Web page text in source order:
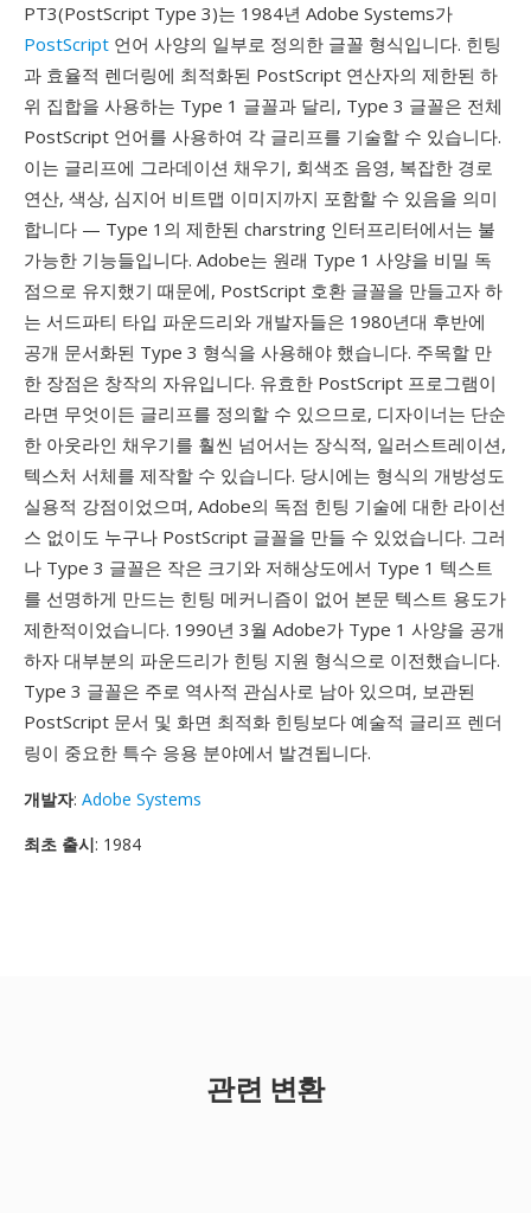
PT3(PostScript Type 3)는 1984년 Adobe Systems가
PostScript 언어 사양의 일부로 정의한 글꼴 형식입니다. 힌팅
과 효율적 렌더링에 최적화된 PostScript 연산자의 제한된 하
위 집합을 사용하는 Type 1 글꼴과 달리, Type 3 글꼴은 전체
PostScript 언어를 사용하여 각 글리프를 기술할 수 있습니다.
이는 글리프에 그라데이션 채우기, 회색조 음영, 복잡한 경로
연산, 색상, 심지어 비트맵 이미지까지 포함할 수 있음을 의미
합니다 — Type 1의 제한된 charstring 인터프리터에서는 불
가능한 기능들입니다. Adobe는 원래 Type 1 사양을 비밀 독
점으로 유지했기 때문에, PostScript 호환 글꼴을 만들고자 하
는 서드파티 타입 파운드리와 개발자들은 1980년대 후반에
공개 문서화된 Type 3 형식을 사용해야 했습니다. 주목할 만
한 장점은 창작의 자유입니다. 유효한 PostScript 프로그램이
라면 무엇이든 글리프를 정의할 수 있으므로, 디자이너는 단순
한 아웃라인 채우기를 훨씬 넘어서는 장식적, 일러스트레이션,
텍스처 서체를 제작할 수 있습니다. 당시에는 형식의 개방성도
실용적 강점이었으며, Adobe의 독점 힌팅 기술에 대한 라이선
스 없이도 누구나 PostScript 글꼴을 만들 수 있었습니다. 그러
나 Type 3 글꼴은 작은 크기와 저해상도에서 Type 1 텍스트
를 선명하게 만드는 힌팅 메커니즘이 없어 본문 텍스트 용도가
제한적이었습니다. 1990년 3월 Adobe가 Type 1 사양을 공개
하자 대부분의 파운드리가 힌팅 지원 형식으로 이전했습니다.
Type 3 글꼴은 주로 역사적 관심사로 남아 있으며, 보관된
PostScript 문서 및 화면 최적화 힌팅보다 예술적 글리프 렌더
링이 중요한 특수 응용 분야에서 발견됩니다.
개발자: Adobe Systems
최초 출시: 1984
관련 변환